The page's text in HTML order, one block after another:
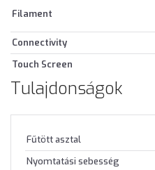
Filament
Connectivity
Touch Screen
Tulajdonságok
Fűtött asztal
Nyomtatási sebesség